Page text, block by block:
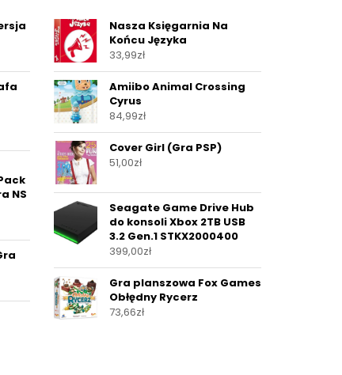
NS
Nasza Księgarnia Na
Końcu Języka
33,99zł
Amiibo Animal Crossing
Cyrus
84,99zł
Cover Girl (Gra PSP)
51,00zł
Seagate Game Drive Hub
do konsoli Xbox 2TB USB
3.2 Gen.1 STKX2000400
399,00zł
Gra planszowa Fox Games
Obłędny Rycerz
73,66zł